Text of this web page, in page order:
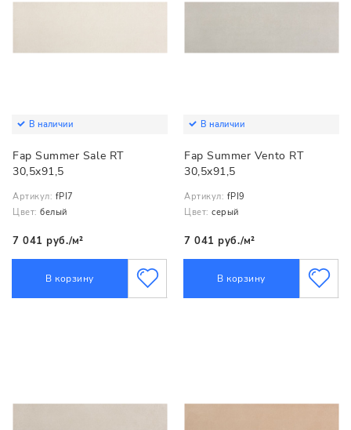
В наличии
Fap Summer Sale RT
30,5x91,5
Артикул: fPI7
Цвет: белый
7 041 руб./м²
В корзину
В наличии
Fap Summer Vento RT
30,5x91,5
Артикул: fPI9
Цвет: серый
7 041 руб./м²
В корзину